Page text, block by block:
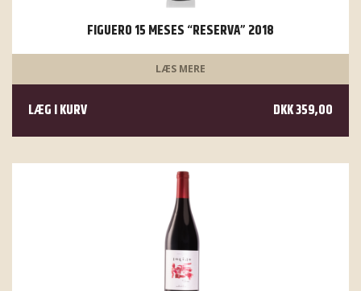
FIGUERO 15 MESES “RESERVA” 2018
LÆS MERE
LÆG I KURV DKK 359,00